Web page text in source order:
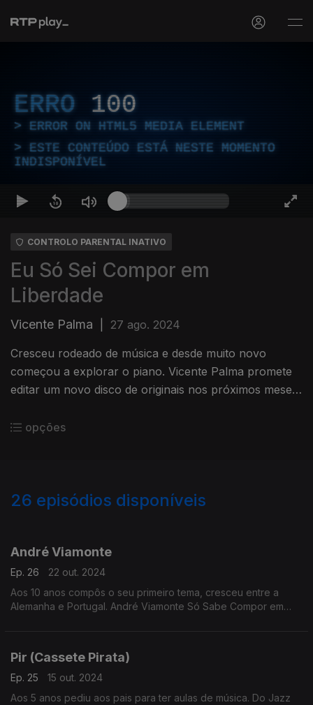
ERRO 100
ERROR ON HTML5 MEDIA ELEMENT
ESTE CONTEÚDO ESTÁ NESTE MOMENTO
INDISPONÍVEL
CONTROLO PARENTAL INATIVO
Eu Só Sei Compor em
Liberdade
Vicente Palma 27 ago. 2024
Cresceu rodeado de música e desde muito novo
começou a explorar o piano. Vicente Palma promete
editar um novo disco de originais nos próximos meses.
Compor em Liberdade
opções
26 episódios disponíveis
André Viamonte
Ep. 26
22 out. 2024
Aos 10 anos compôs o seu primeiro tema, cresceu entre a
Alemanha e Portugal. André Viamonte Só Sabe Compor em
Pir (Cassete Pirata)
Ep. 25
15 out. 2024
Aos 5 anos pediu aos pais para ter aulas de música. Do Jazz